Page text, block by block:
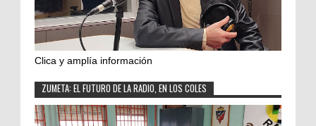
Clica y amplía información
ZUMETA: EL FUTURO DE LA RADIO, EN LOS COLES